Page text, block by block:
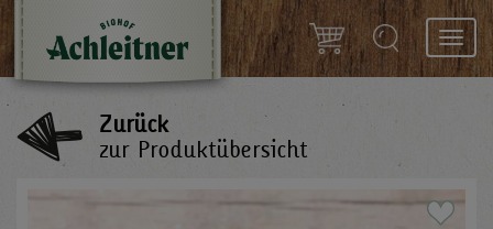
Zurück
zur Produktübersicht